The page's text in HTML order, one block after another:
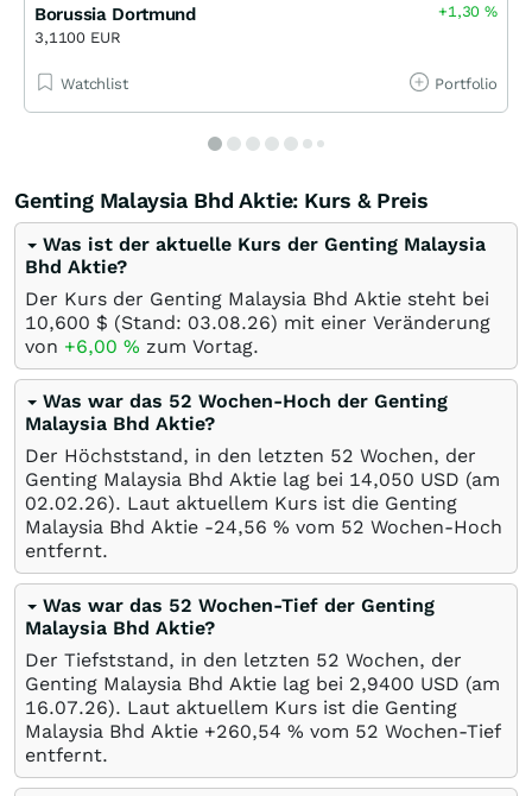
Borussia Dortmund
3,1100 EUR
+1,30%
Watchlist Portfolio
Genting Malaysia Bhd Aktie: Kurs & Preis
Was ist der aktuelle Kurs der Genting Malaysia
Bhd Aktie?
Der Kurs der Genting Malaysia Bhd Aktie steht bei
10,600 $ (Stand: 03.08.26) mit einer Veränderung
von +6,00 % zum Vortag.
Was war das 52 Wochen-Hoch der Genting
Malaysia Bhd Aktie?
Der Höchststand, in den letzten 52 Wochen, der
Genting Malaysia Bhd Aktie lag bei 14,050 USD (am
02.02.26). Laut aktuellem Kurs ist die Genting
Malaysia Bhd Aktie -24,56 % vom 52 Wochen-Hoch
entfernt.
Was war das 52 Wochen-Tief der Genting
Malaysia Bhd Aktie?
Der Tiefststand, in den letzten 52 Wochen, der
Genting Malaysia Bhd Aktie lag bei 2,9400 USD (am
16.07.26). Laut aktuellem Kurs ist die Genting
Malaysia Bhd Aktie +260,54 % vom 52 Wochen-Tief
entfernt.